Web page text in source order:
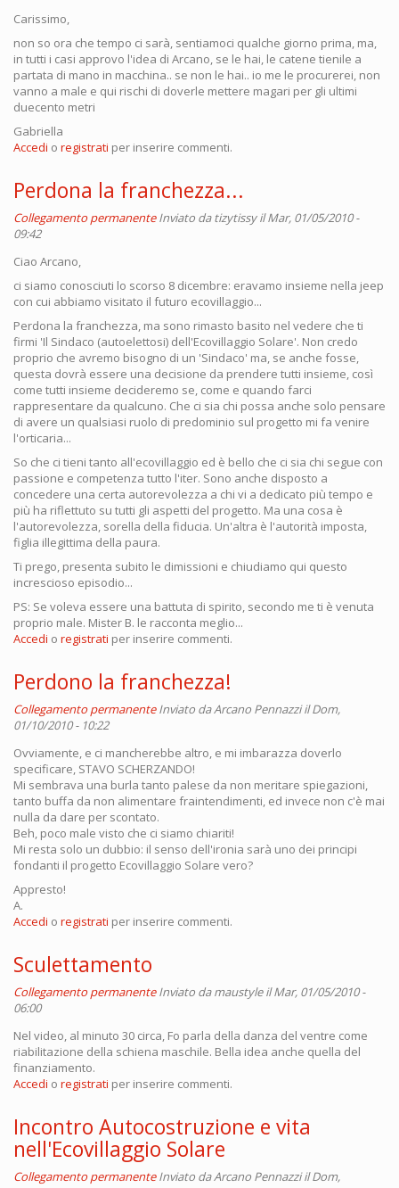
Carissimo,
non so ora che tempo ci sarà, sentiamoci qualche giorno prima, ma,
in tutti i casi approvo l'idea di Arcano, se le hai, le catene tienile a
partata di mano in macchina.. se non le hai.. io me le procurerei, non
vanno a male e qui rischi di doverle mettere magari per gli ultimi
duecento metri
Gabriella
Accedi o registrati per inserire commenti.
Perdona la franchezza...
Collegamento permanente Inviato datizytissyil Mar, 01/05/2010 -
09:42
Ciao Arcano,
ci siamo conosciuti lo scorso 8 dicembre: eravamo insieme nella jeep
con cui abbiamo visitato il futuro ecovillaggio...
Perdona la franchezza, ma sono rimasto basito nel vedere che ti
firmi 'Il Sindaco (autoelettosi) dell'Ecovillaggio Solare'. Non credo
proprio che avremo bisogno di un 'Sindaco' ma, se anche fosse,
questa dovrà essere una decisione da prendere tutti insieme, così
come tutti insieme decideremo se, come e quando farci
rappresentare da qualcuno. Che ci sia chi possa anche solo pensare
di avere un qualsiasi ruolo di predominio sul progetto mi fa venire
l'orticaria...
So che ci tieni tanto all'ecovillaggio ed è bello che ci sia chi segue con
passione e competenza tutto l'iter. Sono anche disposto a
concedere una certa autorevolezza a chi vi a dedicato più tempo e
più ha riflettuto su tutti gli aspetti del progetto. Ma una cosa è
l'autorevolezza, sorella della fiducia. Un'altra è l'autorità imposta,
figlia illegittima della paura.
Ti prego, presenta subito le dimissioni e chiudiamo qui questo
increscioso episodio...
PS: Se voleva essere una battuta di spirito, secondo me ti è venuta
proprio male. Mister B. le racconta meglio...
Accedi o registrati per inserire commenti.
Perdono la franchezza!
Collegamento permanente Inviato daArcano Pennazziil Dom,
01/10/2010 - 10:22
Ovviamente, e ci mancherebbe altro, e mi imbarazza doverlo
specificare, STAVO SCHERZANDO!
Mi sembrava una burla tanto palese da non meritare spiegazioni,
tanto buffa da non alimentare fraintendimenti, ed invece non c'è mai
nulla da dare per scontato.
Beh, poco male visto che ci siamo chiariti!
Mi resta solo un dubbio: il senso dell'ironia sarà uno dei principi
fondanti il progetto Ecovillaggio Solare vero?
Appresto!
A.
Accedi o registrati per inserire commenti.
Sculettamento
Collegamento permanente Inviato damaustyleil Mar, 01/05/2010 -
06:00
Nel video, al minuto 30 circa, Fo parla della danza del ventre come
riabilitazione della schiena maschile. Bella idea anche quella del
finanziamento.
Accedi o registrati per inserire commenti.
Incontro Autocostruzione e vita
nell'Ecovillaggio Solare
Collegamento permanente Inviato daArcano Pennazziil Dom,